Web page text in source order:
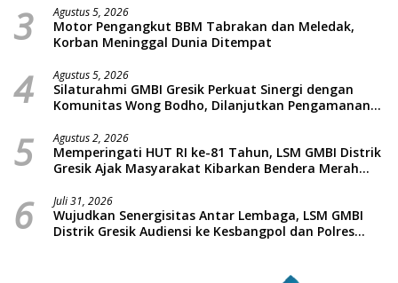
3 Agustus 5, 2026
Motor Pengangkut BBM Tabrakan dan Meledak,
Korban Meninggal Dunia Ditempat
4 Agustus 5, 2026
Silaturahmi GMBI Gresik Perkuat Sinergi dengan
Komunitas Wong Bodho, Dilanjutkan Pengamanan
Massal dan Santunan Anak Yatim
5 Agustus 2, 2026
Memperingati HUT RI ke-81 Tahun, LSM GMBI Distrik
Gresik Ajak Masyarakat Kibarkan Bendera Merah
6 Juli 31, 2026
Wujudkan Senergisitas Antar Lembaga, LSM GMBI
Distrik Gresik Audiensi ke Kesbangpol dan Polres